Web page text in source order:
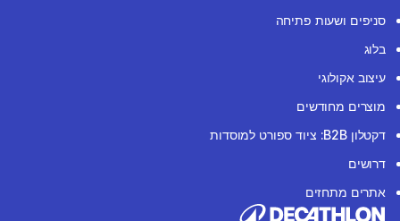
סניפים ושעות פתיחה
בלוג
עיצוב אקולוגי
מוצרים מחודשים
דקטלון B2B: ציוד ספורט למוסדות
דרושים
אתרים מתחזים